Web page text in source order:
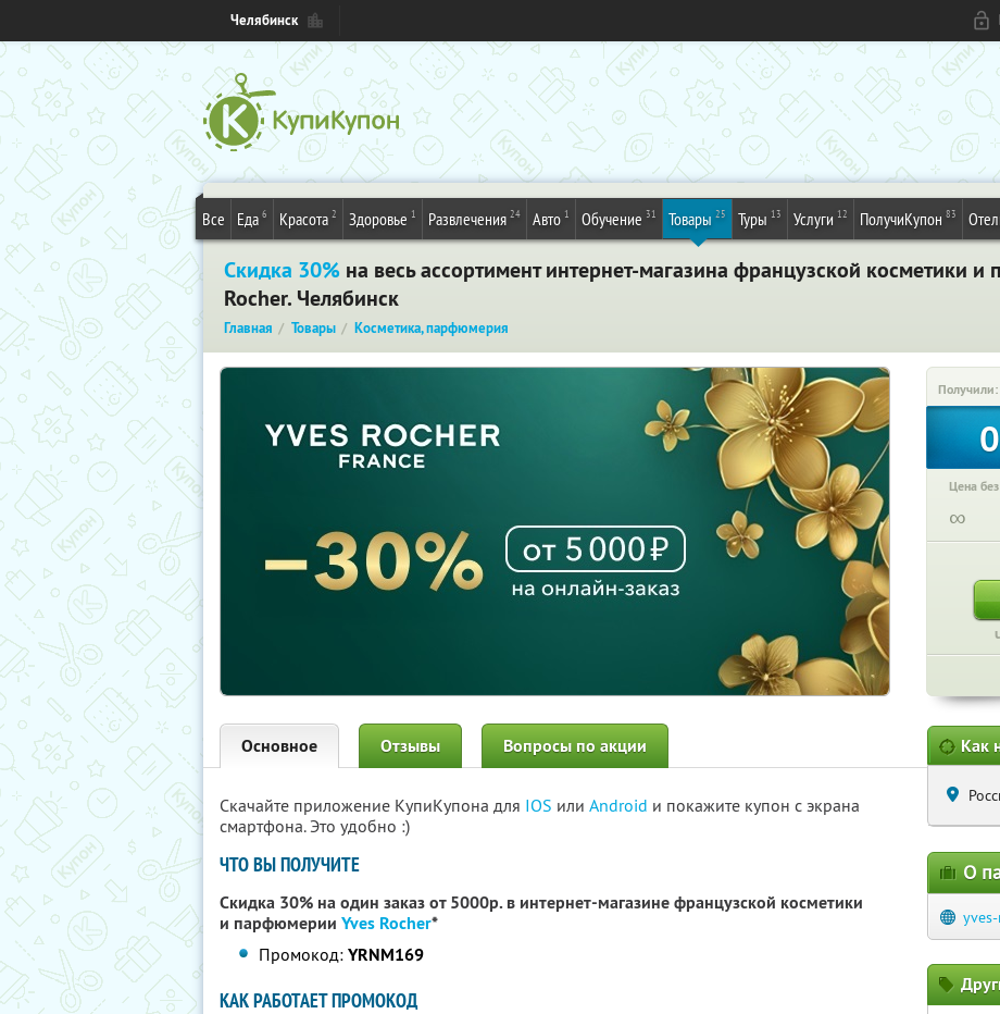
Челябинск
Все Еда 6 Красота 2 Здоровье 1 Развлечения 24 Авто 1 Обучение 31 Товары 25 Туры 13 Услуги 12 ПолучиКупон 83
Скидка 30% на весь ассортимент интернет-магазина французской косметики
Rocher. Челябинск
Главная Товары Косметика, парфюмерия
Получили:
0
Цена
∞
Основное Отзывы Вопросы по акции
Скачайте приложение КупиКупона для IOS или Android и покажите купон с экрана
смартфона. Это удобно :)
ЧТО ВЫ ПОЛУЧИТЕ
Скидка 30% на один заказ от 5000р. в интернет-магазине французской косметики
и парфюмерии Yves Rocher*
Промокод:YRNM169
КАК РАБОТАЕТ ПРОМОКОД
Как
О